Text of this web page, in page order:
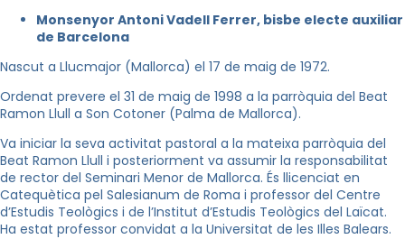
Monsenyor Antoni Vadell Ferrer, bisbe electe auxiliar
de Barcelona
Nascut a Llucmajor (Mallorca) el 17 de maig de 1972.
Ordenat prevere el 31 de maig de 1998 a la parròquia del Beat
Ramon Llull a Son Cotoner (Palma de Mallorca).
Va iniciar la seva activitat pastoral a la mateixa parròquia del
Beat Ramon Llull i posteriorment va assumir la responsabilitat
de rector del Seminari Menor de Mallorca. És llicenciat en
Catequètica pel Salesianum de Roma i professor del Centre
d’Estudis Teològics i de l’Institut d’Estudis Teològics del Laïcat.
Ha estat professor convidat a la Universitat de les Illes Balears.